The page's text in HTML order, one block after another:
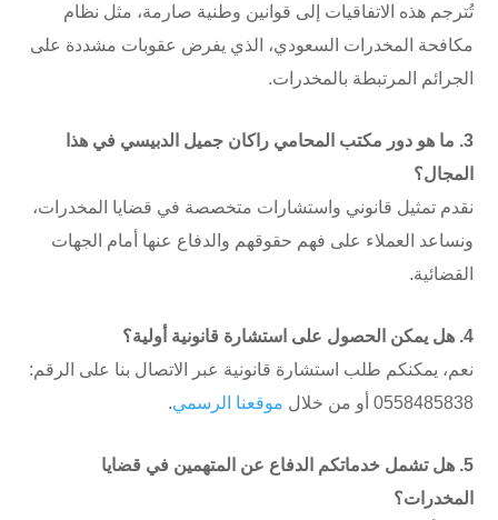
تُترجم هذه الاتفاقيات إلى قوانين وطنية صارمة، مثل نظام
مكافحة المخدرات السعودي، الذي يفرض عقوبات مشددة على
الجرائم المرتبطة بالمخدرات.
3. ما هو دور مكتب المحامي راكان جميل الدبيسي في هذا
المجال؟
نقدم تمثيل قانوني واستشارات متخصصة في قضايا المخدرات،
ونساعد العملاء على فهم حقوقهم والدفاع عنها أمام الجهات
القضائية.
4. هل يمكن الحصول على استشارة قانونية أولية؟
نعم، يمكنكم طلب استشارة قانونية عبر الاتصال بنا على الرقم:
0558485838 أو من خلال
موقعنا الرسمي.
5. هل تشمل خدماتكم الدفاع عن المتهمين في قضايا
المخدرات؟